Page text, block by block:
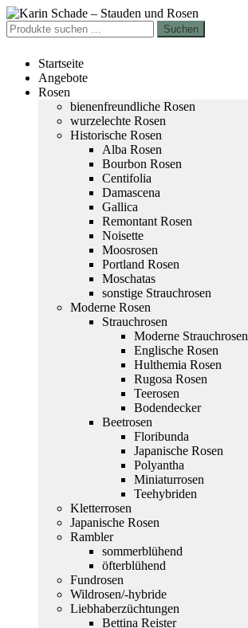
Zur
Navigation
springen
Zum
Inhalt
springen
Suchen
nach:
Suchen
Startseite
Angebote
Rosen
bienenfreundliche Rosen
wurzelechte Rosen
Historische Rosen
Alba Rosen
Bourbon Rosen
Centifolia
Damascena
Gallica
Remontant Rosen
Noisette
Moosrosen
Portland Rosen
Moschatas
sonstige Strauchrosen
Moderne Rosen
Strauchrosen
Moderne Strauchrosen
Englische Rosen
Hulthemia Rosen
Rugosa Rosen
Teerosen
Bodendecker
Beetrosen
Floribunda
Japanische Rosen
Polyantha
Miniaturrosen
Teehybriden
Kletterrosen
Japanische Rosen
Rambler
sommerblühend
öfterblühend
Fundrosen
Wildrosen/-hybride
Liebhaberzüchtungen
Bettina Reister